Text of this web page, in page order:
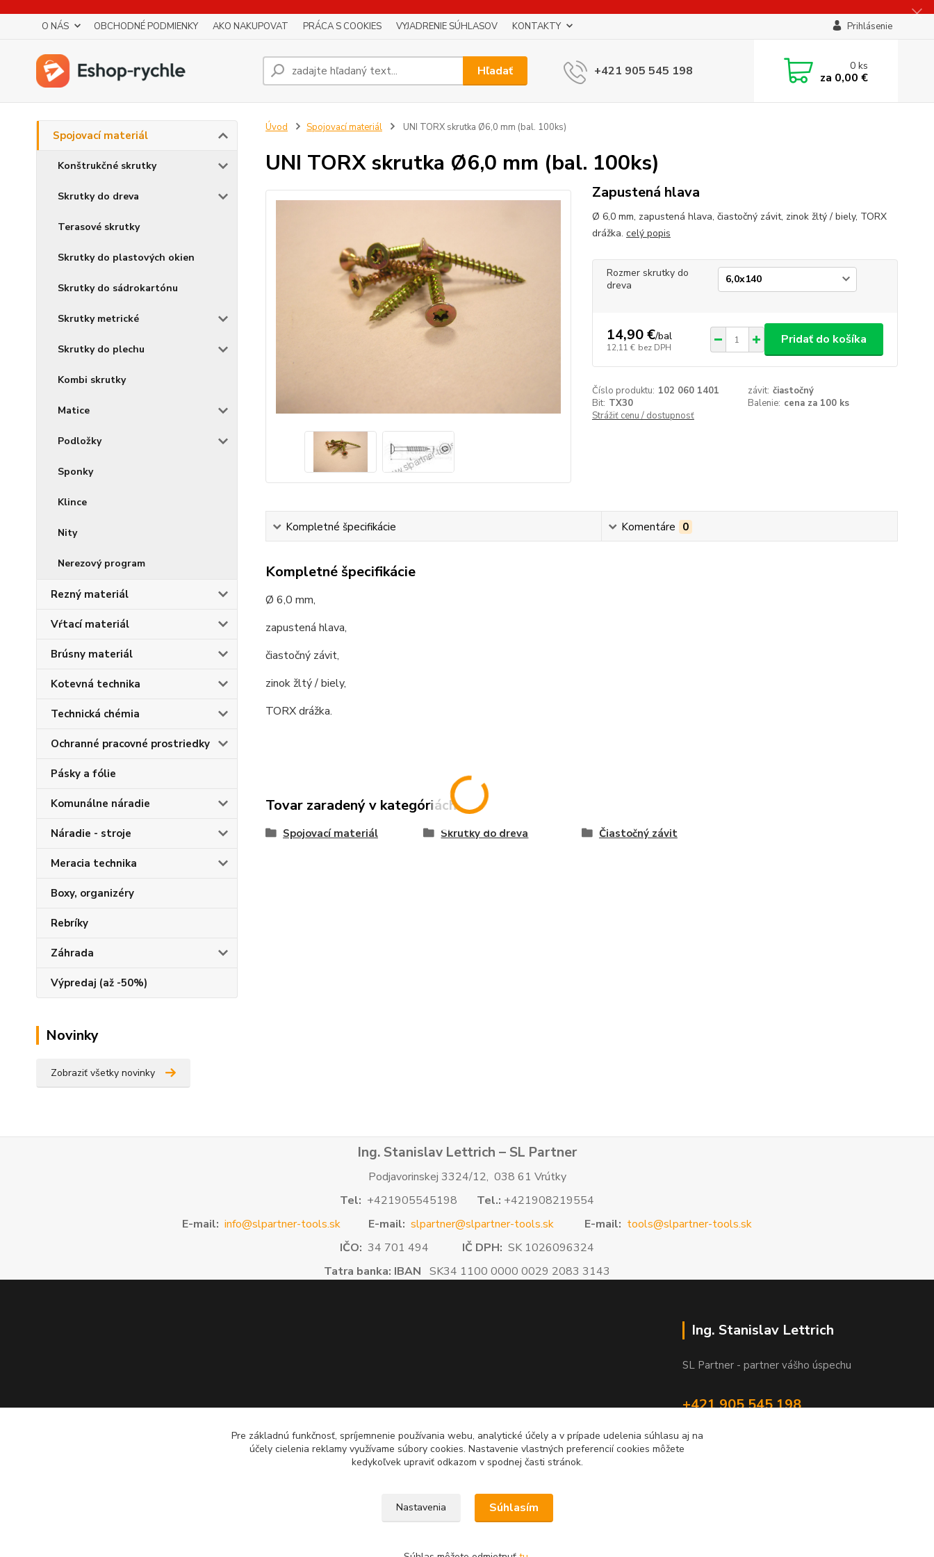
O NÁS OBCHODNÉ PODMIENKY AKO NAKUPOVAT PRÁCA S COOKIES VYJADRENIE SÚHLASOV KONTAKTY Prihlásenie
Hľadať +421 905 545 198 0ks
za 0,00 €
Spojovací materiál
Konštrukčné skrutky
Skrutky do dreva
Terasové skrutky
Skrutky do plastových okien
Skrutky do sádrokartónu
Skrutky metrické
Skrutky do plechu
Kombi skrutky
Matice
Podložky
Sponky
Klince
Nity
Nerezový program
Rezný materiál
Vŕtací materiál
Brúsny materiál
Kotevná technika
Technická chémia
Ochranné pracovné prostriedky
Pásky a fólie
Komunálne náradie
Náradie - stroje
Meracia technika
Boxy, organizéry
Rebríky
Záhrada
Výpredaj (až -50%)
Novinky
Zobraziť všetky novinky
Úvod Spojovací materiál UNI TORX skrutka Ø6,0 mm (bal. 100ks)
UNI TORX skrutka Ø6,0 mm (bal. 100ks)
Zapustená hlava
Ø 6,0 mm, zapustená hlava, čiastočný závit, zinok žltý / biely, TORX
drážka. celý popis
Rozmer skrutky do
dreva
14,90 €/bal
12,11 € bez DPH
Pridať do košíka
Číslo produktu: 102 060 1401 závit: čiastočný
Bit: TX30 Balenie: cena za 100 ks
Strážiť cenu / dostupnosť
Kompletné špecifikácie Komentáre 0
Kompletné špecifikácie
Ø 6,0 mm,
zapustená hlava,
čiastočný závit,
zinok žltý / biely,
TORX drážka.
Tovar zaradený v kategóriách
Spojovací materiál Skrutky do dreva Čiastočný závit
Ing. Stanislav Lettrich – SL Partner
Podjavorinskej 3324/12, 038 61 Vrútky
Tel: +421905545198 Tel.: +421908219554
E-mail: info@slpartner-tools.sk E-mail: slpartner@slpartner-tools.sk E-mail: tools@slpartner-tools.sk
IČO: 34 701 494 IČ DPH: SK 1026096324
Tatra banka: IBAN SK34 1100 0000 0029 2083 3143
Ing. Stanislav Lettrich
SL Partner - partner vášho úspechu
+421 905 545 198
Pre základnú funkčnosť, spríjemnenie používania webu, analytické účely a v prípade udelenia súhlasu aj na
účely cielenia reklamy využívame súbory cookies. Nastavenie vlastných preferencií cookies môžete
kedykoľvek upraviť odkazom v spodnej časti stránok.
Nastavenia Súhlasím